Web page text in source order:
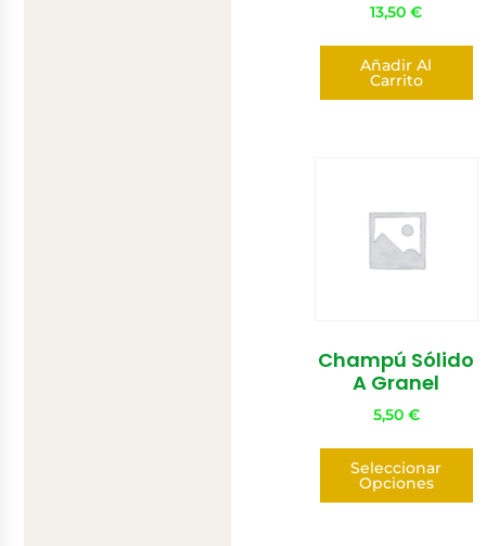
13,50€
Añadir Al
Carrito
Champú Sólido
A Granel
5,50 €
Seleccionar
Opciones